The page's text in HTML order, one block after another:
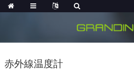
赤外線温度計